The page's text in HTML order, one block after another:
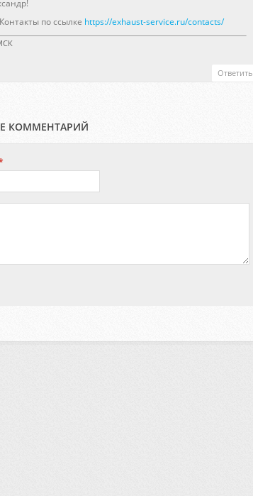
по ссылке https://exhaust-service.ru/contacts/
Ответить
КОММЕНТАРИЙ